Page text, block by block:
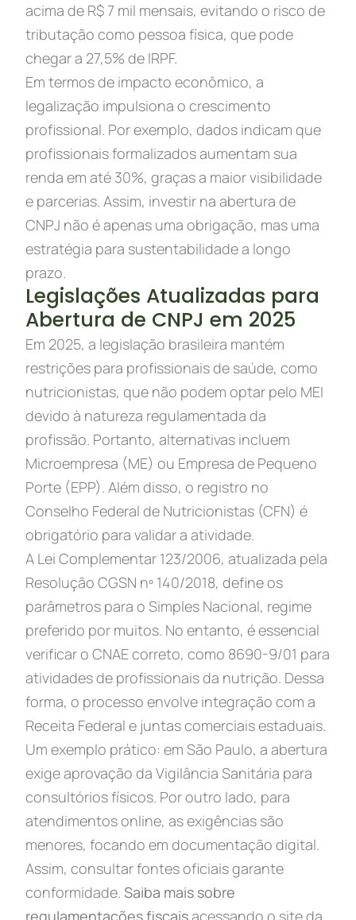
acima de R$ 7 mil mensais, evitando o risco de
tributação como pessoa física, que pode
chegar a 27,5% de IRPF.
Em termos de impacto econômico, a
legalização impulsiona o crescimento
profissional. Por exemplo, dados indicam que
profissionais formalizados aumentam sua
renda em até 30%, graças a maior visibilidade
e parcerias. Assim, investir na abertura de
CNPJ não é apenas uma obrigação, mas uma
estratégia para sustentabilidade a longo
prazo.
Legislações Atualizadas para
Abertura de CNPJ em 2025
Em 2025, a legislação brasileira mantém
restrições para profissionais de saúde, como
nutricionistas, que não podem optar pelo MEI
devido à natureza regulamentada da
profissão. Portanto, alternativas incluem
Microempresa (ME) ou Empresa de Pequeno
Porte (EPP). Além disso, o registro no
Conselho Federal de Nutricionistas (CFN) é
obrigatório para validar a atividade.
A Lei Complementar 123/2006, atualizada pela
Resolução CGSN nº 140/2018, define os
parâmetros para o Simples Nacional, regime
preferido por muitos. No entanto, é essencial
verificar o CNAE correto, como 8690-9/01 para
atividades de profissionais da nutrição. Dessa
forma, o processo envolve integração com a
Receita Federal e juntas comerciais estaduais.
Um exemplo prático: em São Paulo, a abertura
exige aprovação da Vigilância Sanitária para
consultórios físicos. Por outro lado, para
atendimentos online, as exigências são
menores, focando em documentação digital.
Assim, consultar fontes oficiais garante
conformidade. Saiba mais sobre